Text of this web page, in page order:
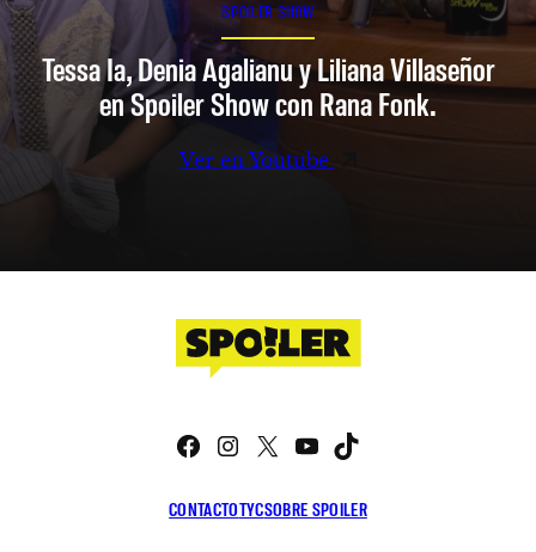
SPOILER SHOW
Tessa Ia, Denia Agalianu y Liliana Villaseñor
en Spoiler Show con Rana Fonk.
Ver en Youtube
CONTACTOTYCSOBRE SPOILER
Facebook
Instagram
X YouTube